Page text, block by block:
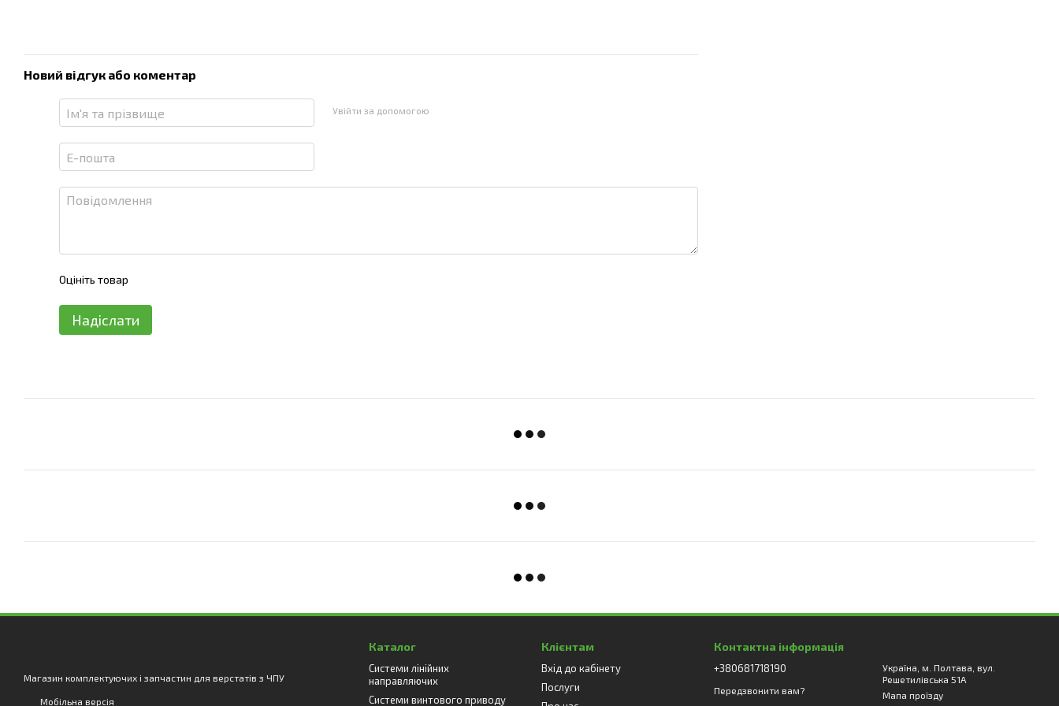
Новий відгук або коментар
Увійти за допомогою
Оцініть товар
Надіслати
Магазин комплектуючих і запчастин для верстатів з ЧПУ
Мобільна версія
Каталог
Системи лінійних
направляючих
Системи винтового приводу
Клієнтам
Вхід до кабінету
Послуги
Контактна інформація
+380681718190
Передзвонити вам?
Україна, м. Полтава, вул.
Решетилівська 51А
Мапа проїзду